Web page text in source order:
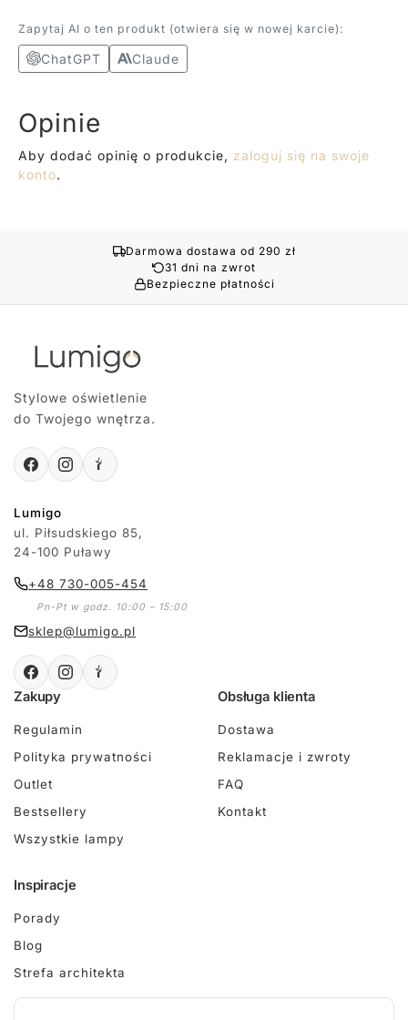
Zapytaj AI o ten produkt (otwiera się w nowej karcie):
ChatGPT Claude
Opinie
Aby dodać opinię o produkcie, zaloguj się na swoje
konto.
Darmowa dostawa od 290 zł
31 dni na zwrot
Bezpieczne płatności
Stylowe oświetlenie
do Twojego wnętrza.
Lumigo
ul. Piłsudskiego 85,
24-100 Puławy
+48 730-005-454
Pn-Pt w godz. 10:00 – 15:00
sklep@lumigo.pl
Zakupy
Regulamin
Polityka prywatności
Outlet
Bestsellery
Wszystkie lampy
Obsługa klienta
Dostawa
Reklamacje i zwroty
FAQ
Kontakt
Inspiracje
Porady
Blog
Strefa architekta